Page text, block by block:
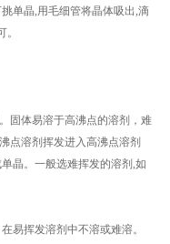
单晶,用毛细管将晶体吸出,滴
固体易溶于高沸点的溶剂，难
点溶剂挥发进入高沸点溶剂
晶。一般选难挥发的溶剂,如
易挥发溶剂中不溶或难溶。